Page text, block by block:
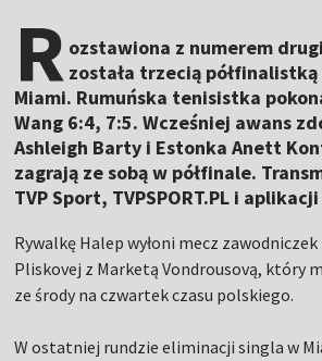
R ozstawiona z numerem
została trzecią
Miami. Rumuńska tenisistka
Wang 6:4, 7:5. Wcześniej awans
Ashleigh Barty i Estonka Anett
zagrają ze sobą w półfinale.
TVP Sport, TVPSPORT.PL i
Rywalkę Halep wyłoni mecz
Pliskovej z Marketą Vondrousovą, który
ze środy na czwartek czasu polskiego.
W ostatniej rundzie eliminacji singla w